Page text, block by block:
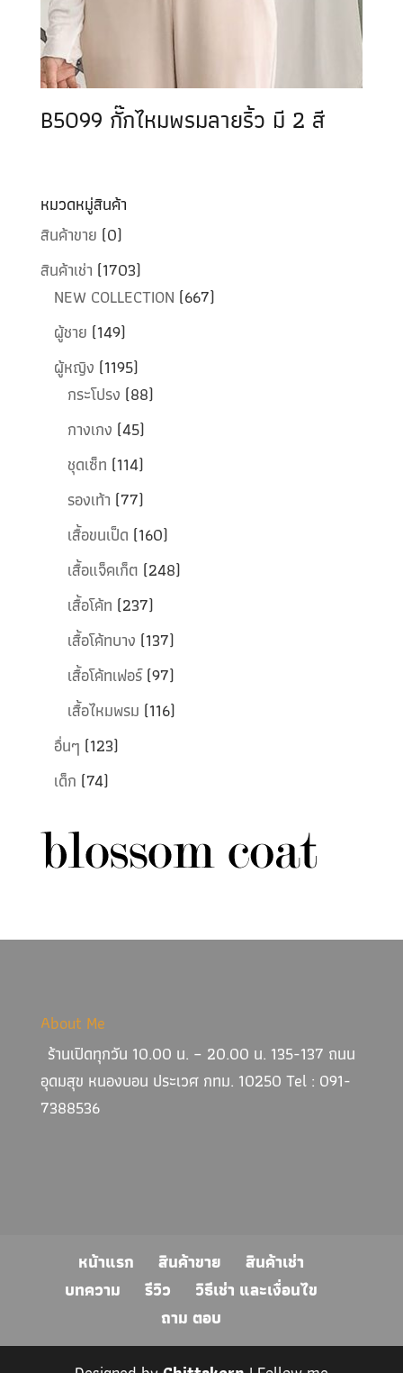
B5099 กั๊กไหมพรมลายริ้ว มี 2 สี
หมวดหมู่สินค้า
สินค้าขาย (0)
สินค้าเช่า (1703)
NEW COLLECTION (667)
ผู้ชาย (149)
ผู้หญิง (1195)
กระโปรง (88)
กางเกง (45)
ชุดเซ็ท (114)
รองเท้า (77)
เสื้อขนเป็ด (160)
เสื้อแจ็คเก็ต (248)
เสื้อโค้ท (237)
เสื้อโค้ทบาง (137)
เสื้อโค้ทเฟอร์ (97)
เสื้อไหมพรม (116)
อื่นๆ (123)
เด็ก (74)
About Me
ร้านเปิดทุกวัน 10.00 น. – 20.00 น. 135-137 ถนน
อุดมสุข หนองบอน ประเวศ กทม. 10250 Tel : 091-
7388536
หน้าแรก สินค้าขาย
สินค้าเช่า
บทความ
รีวิว
วิธีเช่า และเงื่อนไข
ถาม ตอบ